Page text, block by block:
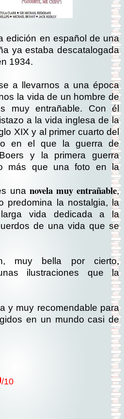
edición en español de una
ya estaba descatalogada
1934.
a llevarnos a una época
la vida de un hombre de
muy entrañable. Con él
a la vida inglesa de la
XIX y al primer cuarto del
en el que la guerra de
y la primera guerra
más que una foto en la
una novela muy entrañable,
predomina la nostalgia, la
vida dedicada a la
de una vida que se
muy bella por cierto,
ilustraciones que la
y muy recomendable para
en un mundo casi de
/10